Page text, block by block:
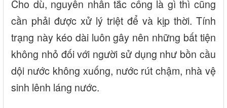
Cho dù, nguyên nhân tắc cống là gì thì cũng
cần phải được xử lý triệt để và kịp thời. Tính
trạng này kéo dài luôn gây nên những bất tiện
không nhỏ đối với người sử dụng như bồn cầu
dội nước không xuống, nước rút chậm, nhà vệ
sinh lênh láng nước.